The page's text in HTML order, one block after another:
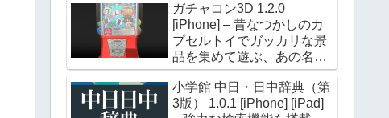
ガチャコン3D 1.2.0
[iPhone] – 昔なつかしのカ
プセルトイでガッカリな景
品を集めて遊ぶ、あの名作
が進化して帰ってきた
小学館 中日・日中辞典（第
3版） 1.0.1 [iPhone] [iPad]